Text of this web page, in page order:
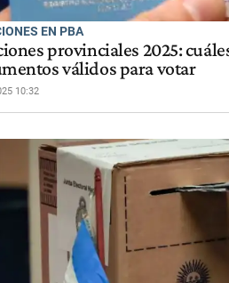
EN PBA
provinciales 2025:
válidos para votar
10:32